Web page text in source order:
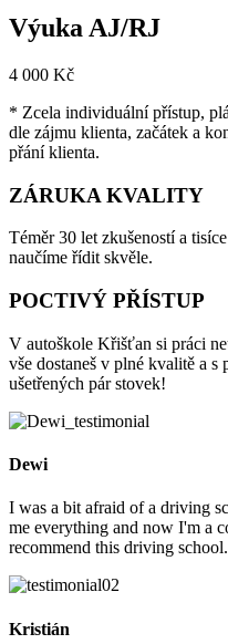
Výuka AJ/RJ
4 000 Kč
* Zcela individuální přístup,
dle zájmu klienta, začátek a
přání klienta.
ZÁRUKA KVALITY
Téměr 30 let zkušeností a
naučíme řídit skvěle.
POCTIVÝ PŘÍSTUP
V autoškole Křišťan si práci
vše dostaneš v plné kvalitě a
ušetřených pár stovek!
Dewi
I was a bit afraid of a driving
me everything and now I'm a
recommend this driving school.
Kristián